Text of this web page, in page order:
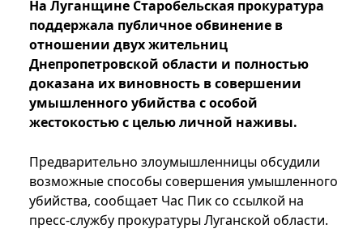
На Луганщине Старобельская прокуратура
поддержала публичное обвинение в
отношении двух жительниц
Днепропетровской области и полностью
доказана их виновность в совершении
умышленного убийства с особой
жестокостью с целью личной наживы.
Предварительно злоумышленницы обсудили
возможные способы совершения умышленного
убийства, сообщает Час Пик со ссылкой на
пресс-службу прокуратуры Луганской области.